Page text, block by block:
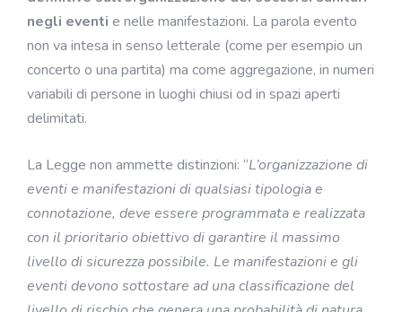
negli eventi e nelle manifestazioni. La parola evento
non va intesa in senso letterale (come per esempio un
concerto o una partita) ma come aggregazione, in numeri
variabili di persone in luoghi chiusi od in spazi aperti
delimitati.
La Legge non ammette distinzioni: “L’organizzazione di
eventi e manifestazioni di qualsiasi tipologia e
connotazione, deve essere programmata e realizzata
con il prioritario obiettivo di garantire il massimo
livello di sicurezza possibile. Le manifestazioni e gli
eventi devono sottostare ad una classificazione del